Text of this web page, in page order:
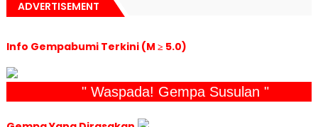
ADVERTISEMENT
Info Gempabumi Terkini (M ≥ 5.0)
" Waspada! Gempa Susulan "